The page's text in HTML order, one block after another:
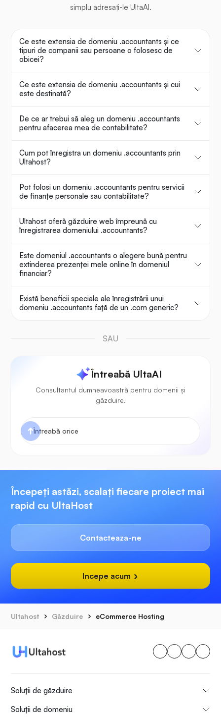
simplu adresați-le UltaAI.
Ce este extensia de domeniu .accountants și ce
tipuri de companii sau persoane o folosesc de
obicei?
Ce este extensia de domeniu .accountants și cui
este destinată?
De ce ar trebui să aleg un domeniu .accountants
pentru afacerea mea de contabilitate?
Cum pot înregistra un domeniu .accountants prin
Ultahost?
Pot folosi un domeniu .accountants pentru servicii
de finanțe personale sau contabilitate?
Ultahost oferă găzduire web împreună cu
înregistrarea domeniului .accountants?
Este domeniul .accountants o alegere bună pentru
extinderea prezenței mele online în domeniul
financiar?
Există beneficii speciale ale înregistrării unui
domeniu .accountants față de un .com generic?
SAU
Întreabă UltaAI
Consultantul dumneavoastră pentru domenii și
găzduire.
Începeți astăzi, scalați fiecare proiect mai
rapid cu UltaHost
Contacteaza-ne
Incepe acum
Ultahost Găzduire eCommerce Hosting
Soluții de găzduire
Soluții de domeniu